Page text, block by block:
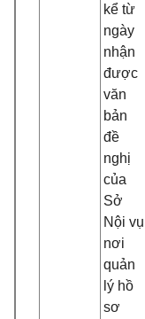
kể từ
ngày
nhận
được
văn
bản
đề
nghị
của
Sở
Nội vụ
nơi
quản
lý hồ
sơ